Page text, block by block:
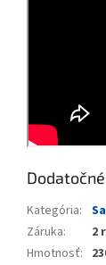
Kategória:
Záruka:
2
Hmotnosť: